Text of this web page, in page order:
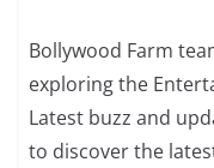
Bollywood Farm
exploring the
Latest buzz and
to discover the